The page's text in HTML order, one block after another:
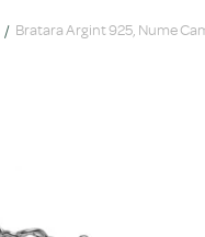
Bratara Argint 925, Nume